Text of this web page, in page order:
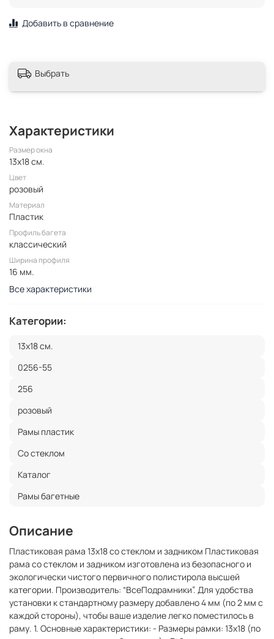
Добавить в сравнение
Выбрать
Характеристики
Размер окна
13x18 см.
Цвет
розовый
Материал
Пластик
Профиль багета
классический
Ширина профиля
16 мм.
Все характеристики
Категории:
13x18 см.
0256-55
256
розовый
Рамы пластик
Со стеклом
Каталог
Рамы багетные
Описание
Пластиковая рама 13x18 со стеклом и задником Пластиковая
рама со стеклом и задником изготовлена из безопасного и
экологически чистого первичного полистирола высшей
категории. Производитель: “ВсеПодрамники”. Для удобства
установки к стандартному размеру добавлено 4 мм (по 2 мм с
каждой стороны), чтобы ваше изделие легко поместилось в
раму. 1. Основные характеристики: - Размеры рамки: 13x18 (по